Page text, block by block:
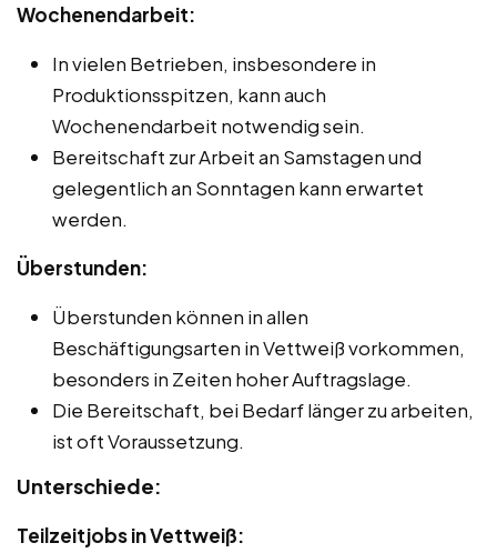
Wochenendarbeit:
In vielen Betrieben, insbesondere in
Produktionsspitzen, kann auch
Wochenendarbeit notwendig sein.
Bereitschaft zur Arbeit an Samstagen und
gelegentlich an Sonntagen kann erwartet
werden.
Überstunden:
Überstunden können in allen
Beschäftigungsarten in Vettweiß vorkommen,
besonders in Zeiten hoher Auftragslage.
Die Bereitschaft, bei Bedarf länger zu arbeiten,
ist oft Voraussetzung.
Unterschiede:
Teilzeitjobs in Vettweiß: